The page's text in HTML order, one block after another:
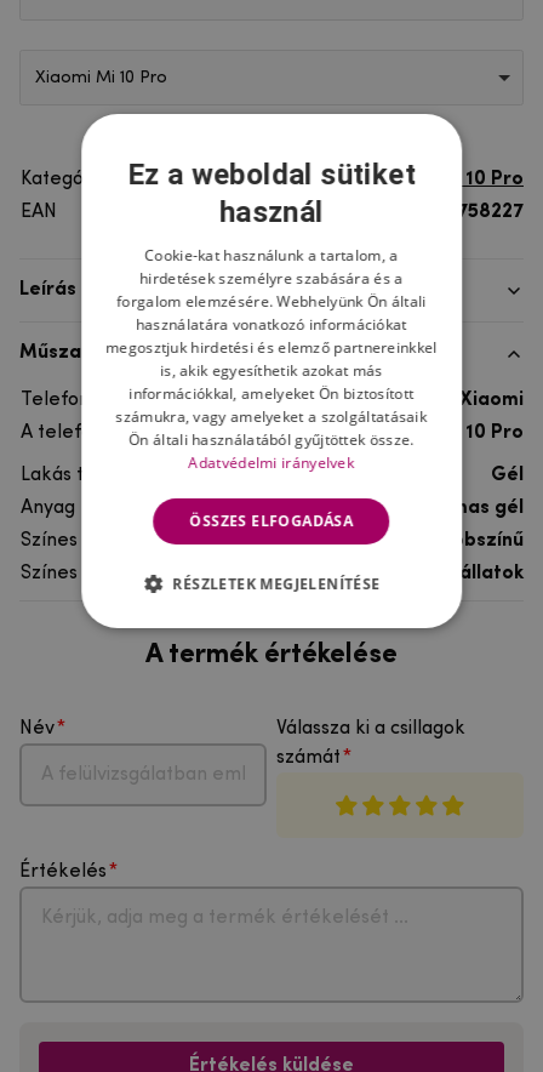
Xiaomi Mi 10 Pro
Kategória
Xiaomi Mi 10 Pro
EAN
8596579758227
Leírás
Műszaki adatok
Telefon márka
Xiaomi
A telefonmodellhez
Xiaomi Mi 10 Pro
Lakás típusa
Gél
Anyag
rugalmas gél
Színes
többszínű
Színes motívum
Egyéb állatok
A termék értékelése
Név
Válassza ki a csillagok
számát
Értékelés
Értékelés küldése
Ez a weboldal sütiket
használ
Cookie-kat használunk a tartalom, a
hirdetések személyre szabására és a
forgalom elemzésére. Webhelyünk Ön általi
használatára vonatkozó információkat
megosztjuk hirdetési és elemző partnereinkkel
is, akik egyesíthetik azokat más
információkkal, amelyeket Ön biztosított
számukra, vagy amelyeket a szolgáltatásaik
Ön általi használatából gyűjtöttek össze.
Adatvédelmi irányelvek
ÖSSZES ELFOGADÁSA
RÉSZLETEK MEGJELENÍTÉSE